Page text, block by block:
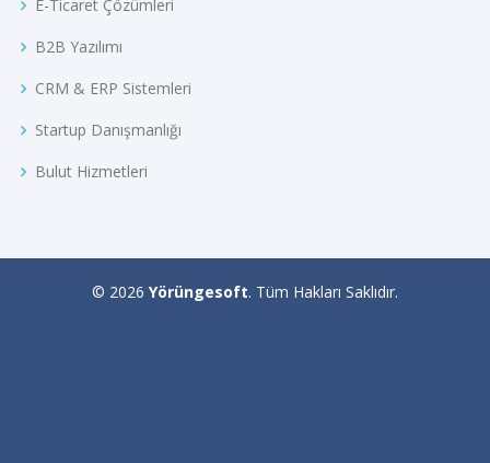
E-Ticaret Çözümleri
B2B Yazılımı
CRM & ERP Sistemleri
Startup Danışmanlığı
Bulut Hizmetleri
© 2026 Yörüngesoft. Tüm Hakları Saklıdır.